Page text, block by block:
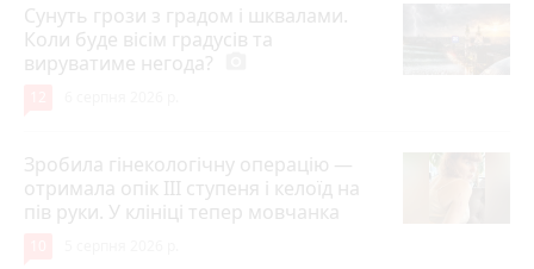
Сунуть грози з градом і шквалами.
Коли буде вісім градусів та
вируватиме негода?
Зробила гінекологічну операцію —
отримала опік ІІІ ступеня і келоїд на
пів руки. У клініці тепер мовчанка